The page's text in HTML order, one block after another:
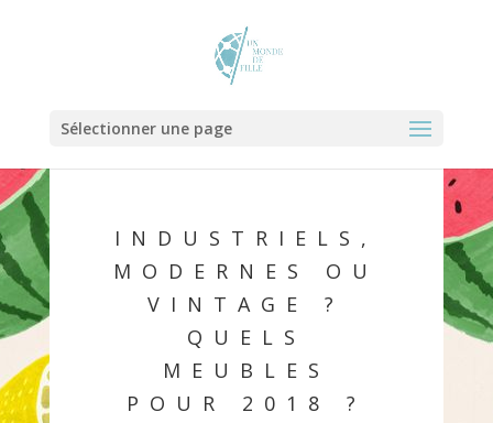
Sélectionner une page
INDUSTRIELS,
MODERNES OU
VINTAGE ?
QUELS
MEUBLES
POUR 2018 ?